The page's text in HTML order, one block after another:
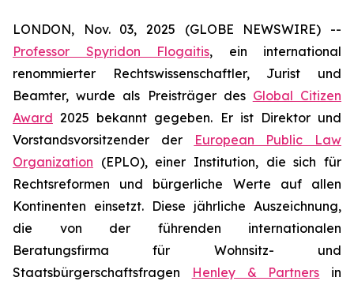
LONDON, Nov. 03, 2025 (GLOBE NEWSWIRE) --
Professor Spyridon Flogaitis, ein international
renommierter Rechtswissenschaftler, Jurist und
Beamter, wurde als Preisträger des Global Citizen
Award 2025 bekannt gegeben. Er ist Direktor und
Vorstandsvorsitzender der
European Public Law
Organization (EPLO), einer Institution, die sich für
Rechtsreformen und bürgerliche Werte auf allen
Kontinenten einsetzt. Diese jährliche Auszeichnung,
die von der führenden internationalen
Beratungsfirma für Wohnsitz- und
Staatsbürgerschaftsfragen
Henley & Partners in